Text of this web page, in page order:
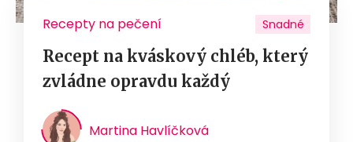
Recepty na pečení Snadné
Recept na kváskový chléb, který
zvládne opravdu každý
Martina Havlíčková